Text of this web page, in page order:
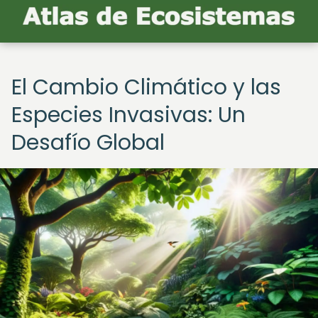
El Cambio Climático y las
Especies Invasivas: Un
Desafío Global